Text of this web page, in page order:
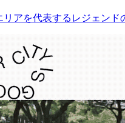
アを代表するレジェンド